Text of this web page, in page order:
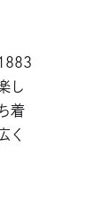
し
着
く